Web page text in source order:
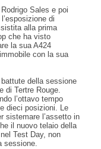
Sales e poi
di
alla prima
che ha visto
la sua A424
con la sua
della sessione
di Tertre Rouge.
l’ottavo tempo
dieci posizioni. Le
sistemare l’assetto in
il nuovo telaio della
Test Day, non
sessione.